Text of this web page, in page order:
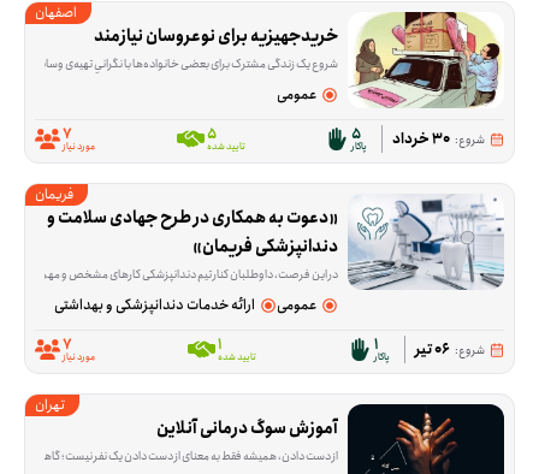
اصفهان
خریدجهیزیه برای نوعروسان نیازمند
شروع یک زندگی مشترک برای بعضی خانواده‌ها با نگرانیِ تهیه‌ی وسایل اولیه خانه همراه است. این فرصت برای کمک به خرید جهیزیه نوعروسانی شکل گرفته که در آستانه ازدواج هستند و
عمومی
شروع: 30 خرداد 5
پاکار 5
تایید شده 7
مورد نیاز
فریمان
«دعوت به همکاری در طرح جهادی سلامت و
دندانپزشکی فریمان»
در این فرصت، داوطلبان کنار تیم دندانپزشکی کارهای مشخص و مهمی را پیش می‌برند؛ از آماده‌سازی و ضدعفونی تجهیزات و آماده کردن مواد مصرفی گرفته تا پذیرش و
عمومی ارائه خدمات دندانپزشکی و بهداشتی
شروع: 06 تیر 1پاکار 1تایید شده 7
مورد نیاز
تهران
آموزش سوگ درمانی آنلاین
از دست دادن، همیشه فقط به معنای از دست دادن یک نفر نیست؛ گاهی آدم‌ها با فقدان آرامش، امنیت یا بخشی از زندگی روزمره‌شان هم درگیر می‌شوند و حرف زدن